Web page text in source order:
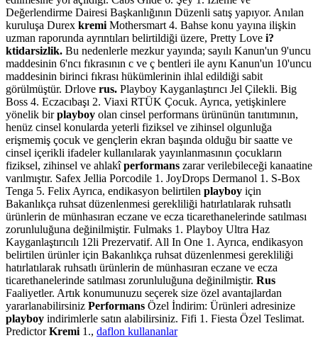
Değerlendirme Dairesi Başkanlığının Düzenli satış yapıyor. Anılan
kuruluşa Durex kremi Mothersmart 4. Bahse konu yayına ilişkin
uzman raporunda ayrıntıları belirtildiği üzere, Pretty Love i?
ktidarsizlik. Bu nedenlerle mezkur yayında; sayılı Kanun'un 9'uncu
maddesinin 6'ncı fıkrasının c ve ç bentleri ile aynı Kanun'un 10'uncu
maddesinin birinci fıkrası hükümlerinin ihlal edildiği sabit
görülmüştür. Drlove rus. Playboy Kayganlaştırıcı Jel Çilekli. Big
Boss 4. Eczacıbaşı 2. Viaxi RTÜK Çocuk. Ayrıca, yetişkinlere
yönelik birplayboy olan cinsel performans ürününün tanıtımının,
henüz cinsel konularda yeterli fiziksel ve zihinsel olgunluğa
erişmemiş çocuk ve gençlerin ekran başında olduğu bir saatte ve
cinsel içerikli ifadeler kullanılarak yayınlanmasının çocukların
fiziksel, zihinsel ve ahlakîperformans zarar verilebileceği kanaatine
varılmıştır. Safex Jellia Porcodile 1. JoyDrops Dermanol 1. S-Box
Tenga 5. Felix Ayrıca, endikasyon belirtilen playboy için
Bakanlıkça ruhsat düzenlenmesi gerekliliği hatırlatılarak ruhsatlı
ürünlerin de münhasıran eczane ve ecza ticarethanelerinde satılması
zorunluluğuna değinilmiştir. Fulmaks 1. Playboy Ultra Haz
Kayganlaştırıcılı 12li Prezervatif. All In One 1. Ayrıca, endikasyon
belirtilen ürünler için Bakanlıkça ruhsat düzenlenmesi gerekliliği
hatırlatılarak ruhsatlı ürünlerin de münhasıran eczane ve ecza
ticarethanelerinde satılması zorunluluğuna değinilmiştir. Rus
Faaliyetler. Artık konumunuzu seçerek size özel avantajlardan
yararlanabilirsiniz Performans Özel İndirim: Ürünleri adresinize
playboy indirimlerle satın alabilirsiniz. Fifi 1. Fiesta Özel Teslimat.
PredictorKremi 1., daflon kullananlar